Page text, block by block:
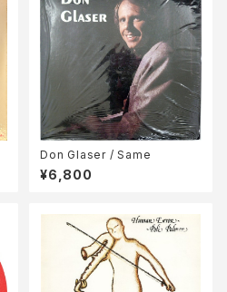
Don Glaser / Same
¥6,800